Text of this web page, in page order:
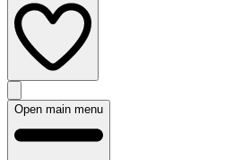
Open main menu